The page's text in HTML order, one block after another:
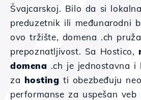
Švajcarskoj. Bilo da si
preduzetnik ili međunarodni
ovo tržište, domena .ch
prepoznatljivost. Sa Hostico,
domena .ch je jednostavna i
za hosting ti obezbeđuju
performanse za uspešan veb